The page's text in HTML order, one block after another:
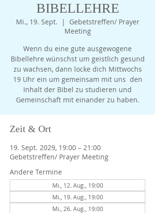
BIBELLEHRE
Mi., 19. Sept.
  |
Gebetstreffen/ Prayer
Meeting
Wenn du eine gute ausgewogene
Bibellehre wünschst um geistlich gesund
zu wachsen, dann locke dich Mittwochs
19 Uhr ein um gemeinsam mit uns den
Inhalt der Bibel zu studieren und
Gemeinschaft mit einander zu haben.
Zeit & Ort
19. Sept. 2029, 19:00 – 21:00
Gebetstreffen/ Prayer Meeting
Andere Termine
Mi., 12. Aug., 19:00
Mi., 19. Aug., 19:00
Mi., 26. Aug., 19:00